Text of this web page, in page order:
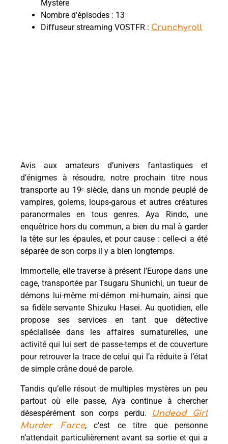
Mystère
Nombre d’épisodes : 13
Diffuseur streaming VOSTFR : Crunchyroll
Avis aux amateurs d’univers fantastiques et
d’énigmes à résoudre, notre prochain titre nous
transporte au 19ᵉ siècle, dans un monde peuplé de
vampires, golems, loups-garous et autres créatures
paranormales en tous genres. Aya Rindo, une
enquêtrice hors du commun, a bien du mal à garder
la tête sur les épaules, et pour cause : celle-ci a été
séparée de son corps il y a bien longtemps.
Immortelle, elle traverse à présent l’Europe dans une
cage, transportée par Tsugaru Shunichi, un tueur de
démons lui-même mi-démon mi-humain, ainsi que
sa fidèle servante Shizuku Hasei. Au quotidien, elle
propose ses services en tant que détective
spécialisée dans les affaires surnaturelles, une
activité qui lui sert de passe-temps et de couverture
pour retrouver la trace de celui qui l’a réduite à l’état
de simple crâne doué de parole.
Tandis qu’elle résout de multiples mystères un peu
partout où elle passe, Aya continue à chercher
désespérément son corps perdu.
Undead Girl
Murder Farce, c’est ce titre que personne
n’attendait particulièrement avant sa sortie et qui a